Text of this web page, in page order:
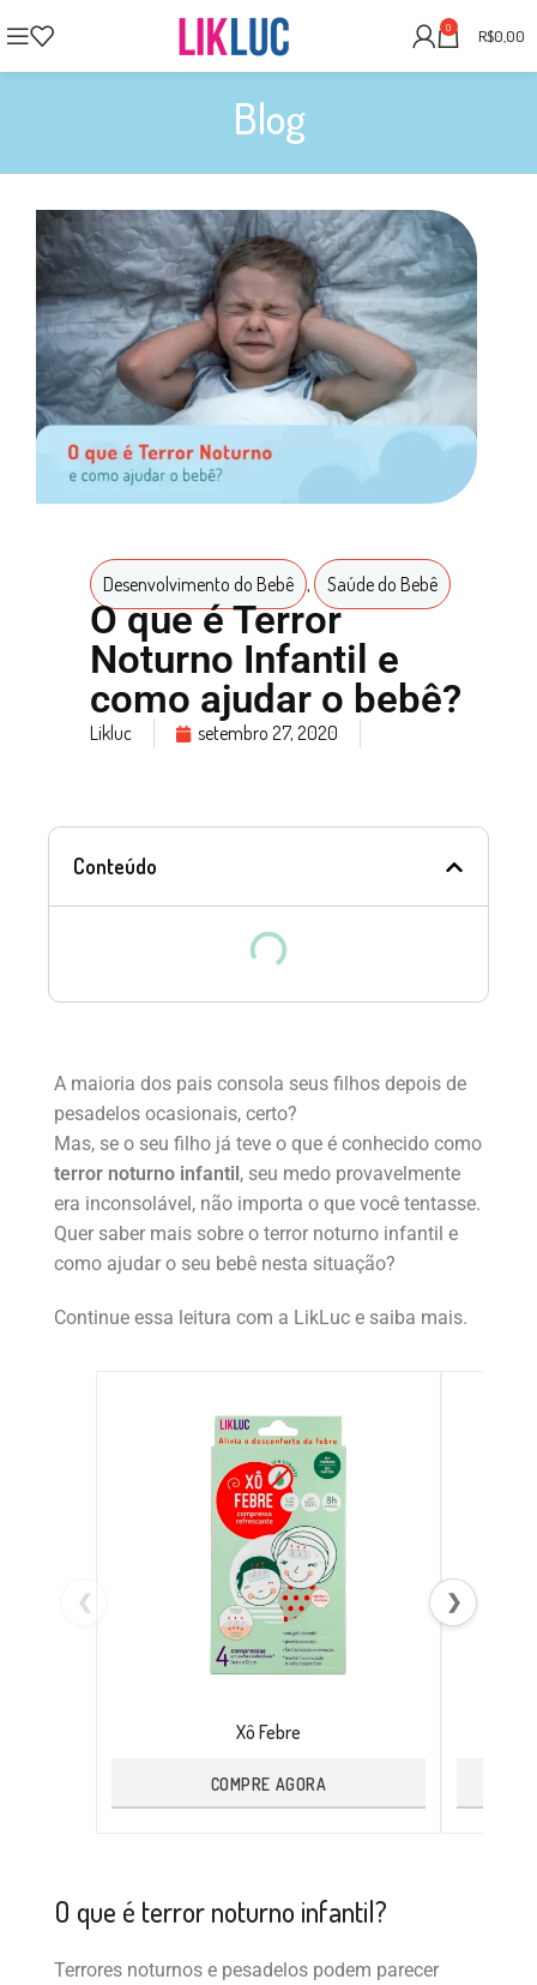
0 R$0,00
Blog
Desenvolvimento do Bebê , Saúde do Bebê
O que é Terror
Noturno Infantil e
como ajudar o bebê?
Likluc setembro 27, 2020
Conteúdo
A maioria dos pais consola seus filhos depois de
pesadelos ocasionais, certo?
Mas, se o seu filho já teve o que é conhecido como
terror noturno infantil , seu medo provavelmente
era inconsolável, não importa o que você tentasse.
Quer saber mais sobre o terror noturno infantil e
como ajudar o seu bebê nesta situação?
Continue essa leitura com a LikLuc e saiba mais.
❮
Xô Febre
COMPRE AGORA
❯
O que é terror noturno infantil?
Terrores noturnos e pesadelos podem parecer